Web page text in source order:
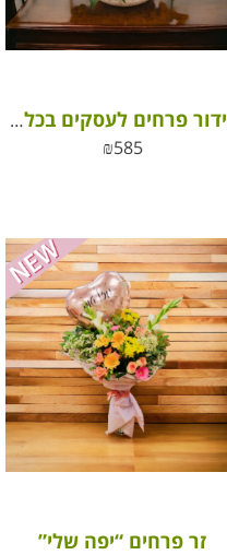
סידור פרחים לעסקים בכלי קרמיקה מהודר
₪585
זר פרחים “יפה שלי”